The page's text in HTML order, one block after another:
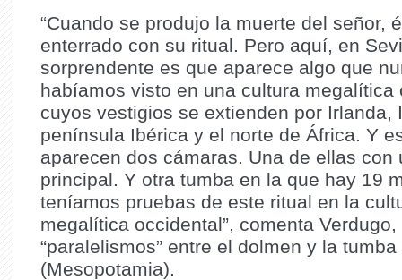
“Cuando se produjo la muerte del señor,
enterrado con su ritual. Pero aquí, en
sorprendente es que aparece algo que
habíamos visto en una cultura megalítica
cuyos vestigios se extienden por Irlanda,
península Ibérica y el norte de África. Y
aparecen dos cámaras. Una de ellas con
principal. Y otra tumba en la que hay 19
teníamos pruebas de este ritual en la
megalítica occidental”, comenta
“paralelismos” entre el dolmen y la tumba
(Mesopotamia).